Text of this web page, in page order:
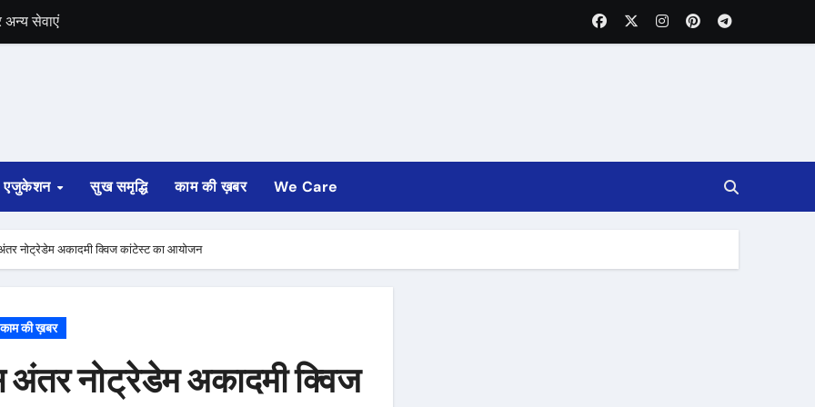
चुनाव की घोषणा
साफ
तक होगी
एजुकेशन सुख समृद्धि काम की ख़बर We Care
नोट्रेडेम अकादमी क्विज कांटेस्ट का आयोजन
काम की ख़बर
अंतर नोट्रेडेम अकादमी क्विज